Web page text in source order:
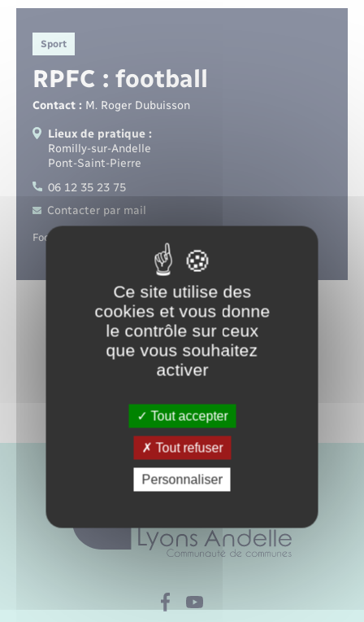
Santé - Social
Rénovation de l’habitat
Urbanisme
Sport
RPFC : football
Contact : M. Roger Dubuisson
Lieux de pratique :
Romilly-sur-Andelle
Pont-Saint-Pierre
06 12 35 23 75
Contacter par mail
Football et futsal.
Ce site utilise des
cookies et vous donne
le contrôle sur ceux
que vous souhaitez
activer
Tout accepter
Tout refuser
Personnaliser